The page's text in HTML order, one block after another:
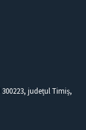
județul Timiș,